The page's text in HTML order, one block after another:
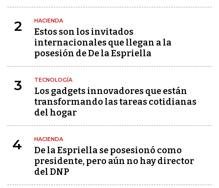
2 HACIENDA
Estos son los invitados
internacionales que llegan a la
posesión de De la Espriella
3 TECNOLOGÍA
Los gadgets innovadores que están
transformando las tareas cotidianas
del hogar
4 HACIENDA
De la Espriella se posesionó como
presidente, pero aún no hay director
del DNP